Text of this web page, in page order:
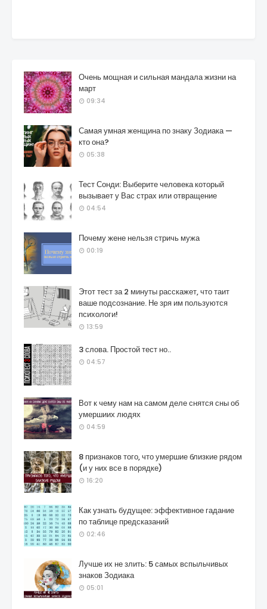
Очень мощная и сильная мандала жизни на
март
09:34
Самая умная женщина по знаку Зодиака —
кто она?
05:38
Тест Сонди: Выберите человека который
вызывает у Вас страх или отвращение
04:54
Почему жене нельзя стричь мужа
00:19
Этот тест за 2 минуты расскажет, что таит
ваше подсознание. Не зря им пользуются
психологи!
13:59
3 слова. Простой тест но..
04:57
Вот к чему нам на самом деле снятся сны об
умершиих людях
04:59
8 признаков того, что умершие близкие рядом
(и у них все в порядке)
16:20
Как узнать будущее: эффективное гадание
по таблице предсказаний
02:46
Лучше их не злить: 5 самых вспыльчивых
знаков Зодиака
05:01